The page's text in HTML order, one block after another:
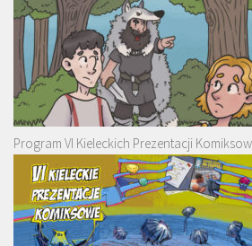
Program VI Kieleckich Prezentacji